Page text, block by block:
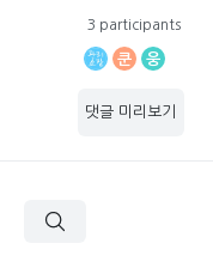
3 participants
쿤 웅
댓글 미리보기